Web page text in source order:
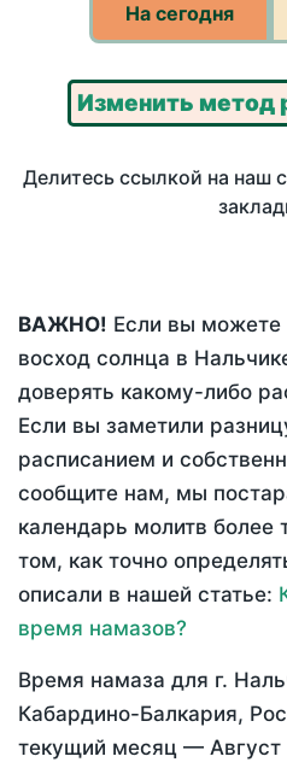
На сегодня
Изменить метод
Делитесь ссылкой на наш
ВАЖНО! Если вы можете
восход солнца в
доверять какому-либо
Если вы заметили
расписанием и
сообщите нам, мы
календарь молитв
том, как точно
описали в нашей статье:
время намазов?
Время намаза для г.
Кабардино-Балкария,
текущий месяц —